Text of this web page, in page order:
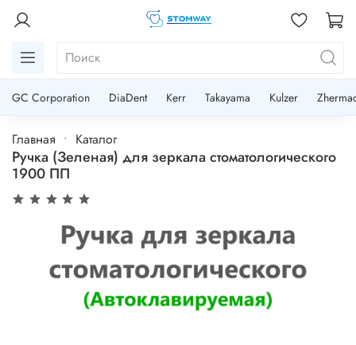
GC Corporation DiaDent Kerr Takayama Kulzer
Главная Каталог
Ручка (Зеленая) для зеркала стоматологического
1900 ПП